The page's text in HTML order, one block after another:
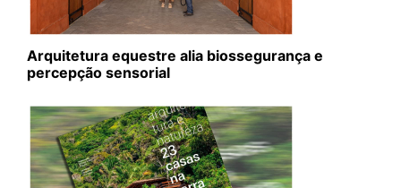
Arquitetura equestre alia biossegurança e
percepção sensorial